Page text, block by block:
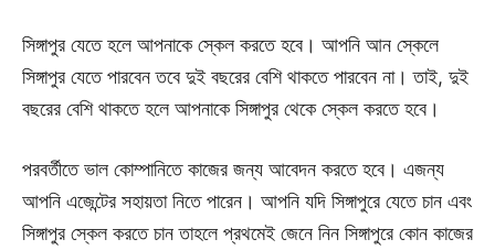
সিঙ্গাপুর যেতে হলে আপনাকে স্কেল করতে হবে। আপনি আন স্কেলে
সিঙ্গাপুর যেতে পারবেন তবে দুই বছরের বেশি থাকতে পারবেন না। তাই, দুই
বছরের বেশি থাকতে হলে আপনাকে সিঙ্গাপুর থেকে স্কেল করতে হবে।
পরবর্তীতে ভাল কোম্পানিতে কাজের জন্য আবেদন করতে হবে। এজন্য
আপনি এজেন্টের সহায়তা নিতে পারেন। আপনি যদি সিঙ্গাপুরে যেতে চান এবং
সিঙ্গাপুর স্কেল করতে চান তাহলে প্রথমেই জেনে নিন সিঙ্গাপুরে কোন কাজের